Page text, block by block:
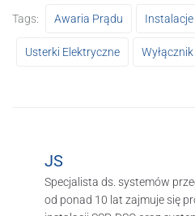
Tags: Awaria Prądu
Usterki Elektryczne Wyłącznik
JS
Specjalista ds. systemów
od ponad 10 lat zajmuje się